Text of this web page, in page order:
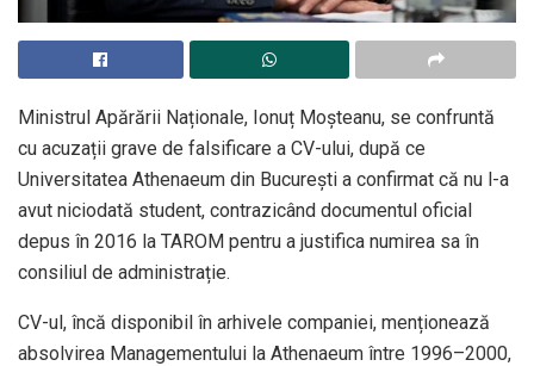
Ministrul Apărării Naționale, Ionuț Moșteanu, se confruntă
cu acuzații grave de falsificare a CV-ului, după ce
Universitatea Athenaeum din București a confirmat că nu l-a
avut niciodată student, contrazicând documentul oficial
depus în 2016 la TAROM pentru a justifica numirea sa în
consiliul de administrație.
CV-ul, încă disponibil în arhivele companiei, menționează
absolvirea Managementului la Athenaeum între 1996–2000,